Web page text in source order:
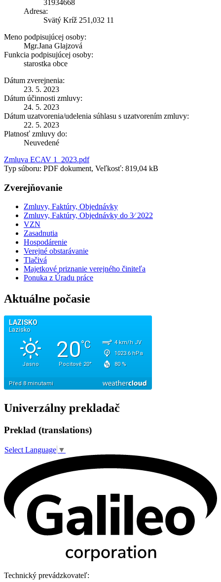
31934668
Adresa:
Svätý Kríž 251,032 11
Meno podpisujúcej osoby:
Mgr.Jana Glajzová
Funkcia podpisujúcej osoby:
starostka obce
Dátum zverejnenia:
23. 5. 2023
Dátum účinnosti zmluvy:
24. 5. 2023
Dátum uzatvorenia/udelenia súhlasu s uzatvorením zmluvy:
22. 5. 2023
Platnosť zmluvy do:
Neuvedené
Zmluva ECAV 1_2023.pdf
Typ súboru: PDF dokument, Veľkosť: 819,04 kB
Zverejňovanie
Zmluvy, Faktúry, Objednávky
Zmluvy, Faktúry, Objednávky do 3⁄ 2022
VZN
Zasadnutia
Hospodárenie
Verejné obstarávanie
Tlačivá
Majetkové priznanie verejného činiteľa
Ponuka z Úradu práce
Aktuálne počasie
Univerzálny prekladač
Preklad (translations)
Select Language ▼
Technický prevádzkovateľ: